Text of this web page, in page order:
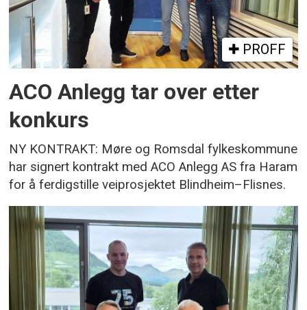
PROFF
ACO Anlegg tar over etter
konkurs
NY KONTRAKT: Møre og Romsdal fylkeskommune
har signert kontrakt med ACO Anlegg AS fra Haram
for å ferdigstille veiprosjektet Blindheim–Flisnes.